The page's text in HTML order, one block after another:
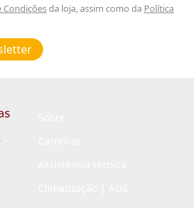
Condiçõesda loja, assim como da Política